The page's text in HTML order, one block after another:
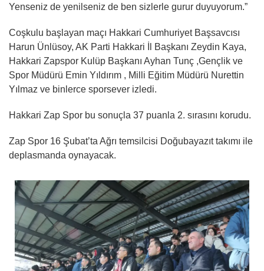
Yenseniz de yenilseniz de ben sizlerle gurur duyuyorum.”
Coşkulu başlayan maçı Hakkari Cumhuriyet Başsavcısı
Harun Ünlüsoy, AK Parti Hakkari İl Başkanı Zeydin Kaya,
Hakkari Zapspor Kulüp Başkanı Ayhan Tunç ,Gençlik ve
Spor Müdürü Emin Yıldırım , Milli Eğitim Müdürü Nurettin
Yılmaz ve binlerce sporsever izledi.
Hakkari Zap Spor bu sonuçla 37 puanla 2. sırasını korudu.
Zap Spor 16 Şubat’ta Ağrı temsilcisi Doğubayazıt takımı ile
deplasmanda oynayacak.